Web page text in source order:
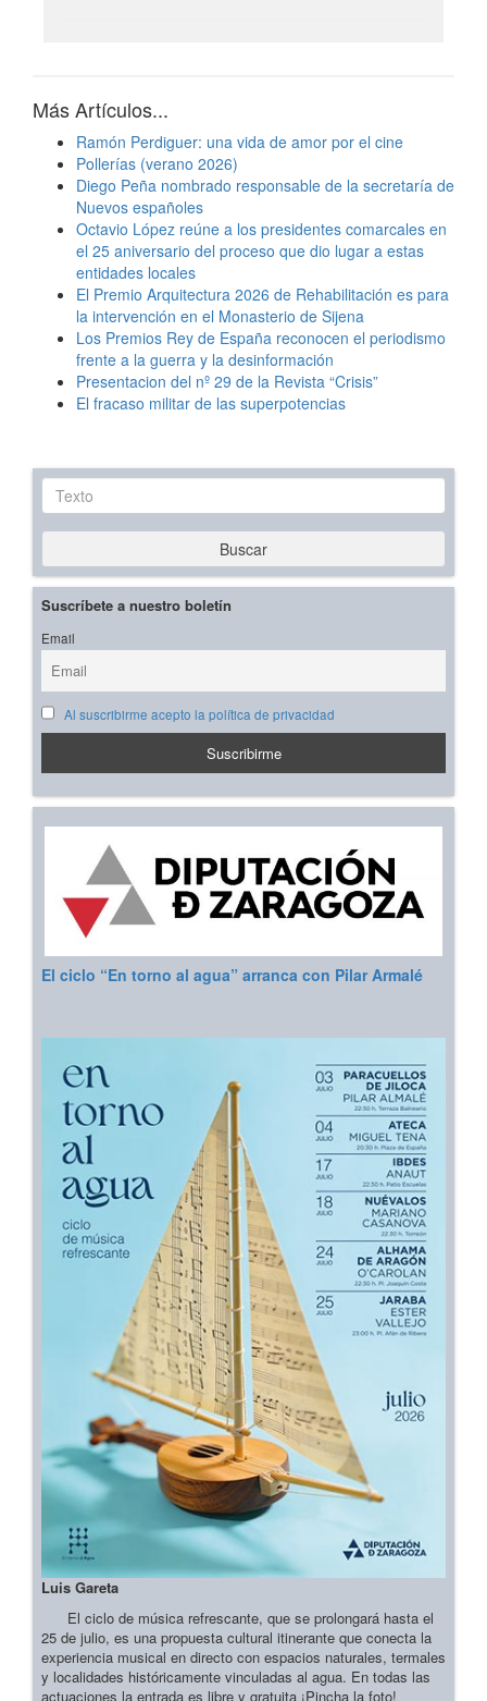
Más Artículos...
Ramón Perdiguer: una vida de amor por el cine
Pollerías (verano 2026)
Diego Peña nombrado responsable de la secretaría de
Nuevos españoles
Octavio López reúne a los presidentes comarcales en
el 25 aniversario del proceso que dio lugar a estas
entidades locales
El Premio Arquitectura 2026 de Rehabilitación es para
la intervención en el Monasterio de Sijena
Los Premios Rey de España reconocen el periodismo
frente a la guerra y la desinformación
Presentacion del nº 29 de la Revista “Crisis”
El fracaso militar de las superpotencias
Texto
Buscar
Suscríbete a nuestro boletín
Email
Al suscribirme acepto la política de privacidad
El ciclo “En torno al agua” arranca con Pilar Armalé
Luis Gareta
El ciclo de música refrescante, que se prolongará hasta el
25 de julio, es una propuesta cultural itinerante que conecta la
experiencia musical en directo con espacios naturales, termales
y localidades históricamente vinculadas al agua. En todas las
actuaciones la entrada es libre y gratuita ¡Pincha la foto!